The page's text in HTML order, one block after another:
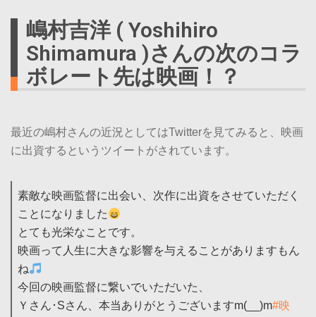
嶋村吉洋 ( Yoshihiro
Shimamura )さんの次のコラ
ボレート先は映画！？
最近の嶋村さんの近況としてはTwitterを見てみると、映画
に出資するというツイートがされています。
素敵な映画監督に出会い、次作に出資をさせていただく
ことになりました
とても光栄なことです。
映画って人生に大きな影響を与えることがありますもん
ね
今回の映画監督に繋いでいただいた、
Ｙさん･Sさん、本当ありがとうございますm(__)m#映